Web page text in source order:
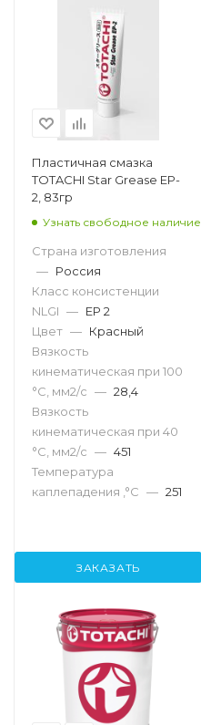
Пластичная смазка
TOTACHI Star Grease EP-
2, 83гр
Узнать свободное наличие
Страна изготовления
— Россия
Класс консистенции
NLGI — EP 2
Цвет — Красный
Вязкость
кинематическая при 100
°С, мм2/с — 28,4
Вязкость
кинематическая при 40
°С, мм2/с — 451
Температура
каплепадения ,°C — 251
ЗАКАЗАТЬ